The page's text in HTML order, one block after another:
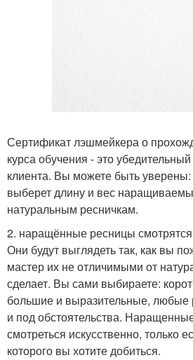
Сертификат лэшмейкера о
курса обучения - это
клиента. Вы можете быть уверены:
выберет длину и вес
натуральным ресничкам.
2. наращённые ресницы смотрятся
Они будут выглядеть так, как вы
мастер их не отличимыми от
сделает. Вы сами выбираете:
большие и выразительные, любые
и под обстоятельства.
смотреться искусственно, только
которого вы хотите добиться.